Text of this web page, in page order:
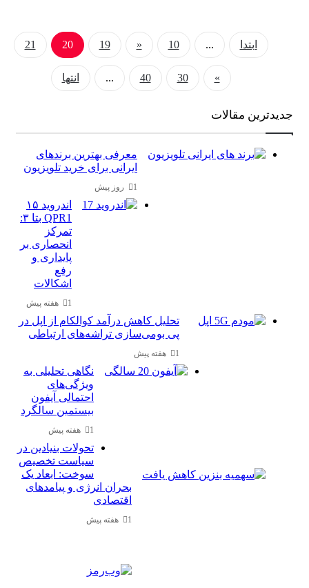
ابتدا ...
10
«
19
20
21
»
30
40
... انتها
جدیدترین مقالات
معرفی بهترین برندهای
ایرانی برای خرید تلویزیون
1 روز پیش
اندروید ۱۵
QPR1 بتا ۳:
تمرکز
انحصاری بر
پایداری و
رفع
اشکالات
1 هفته پیش
تحلیل کاهش درآمد کوالکام از اپل در
پی بومی‌سازی تراشه‌های ارتباطی
1 هفته پیش
نگاهی تحلیلی به
ویژگی‌های
احتمالی آیفون
بیستمین سالگرد
1 هفته پیش
تحولات بنیادین در
سیاست تخصیص
سوخت: ابعاد یک
بحران انرژی و پیامدهای
اقتصادی
1 هفته پیش